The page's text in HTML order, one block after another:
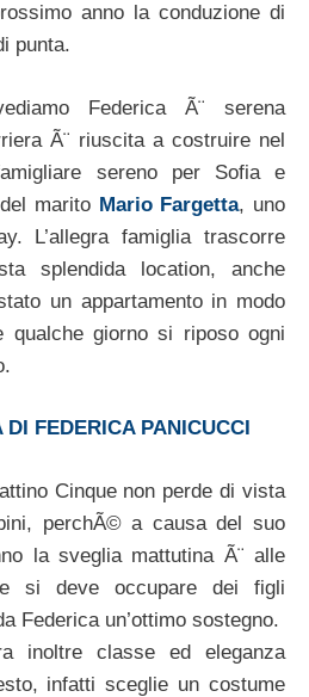
anno la conduzione di
punta.
Federica Ã¨ serena
Ã¨ riuscita a costruire nel
sereno per Sofia e
marito Mario Fargetta, uno
L’allegra famiglia trascorre
splendida location, anche
un appartamento in modo
qualche giorno si riposo ogni
FEDERICA PANICUCCI
Cinque non perde di vista
perchÃ© a causa del suo
la sveglia mattutina Ã¨ alle
si deve occupare dei figli
Federica un’ottimo sostegno.
inoltre classe ed eleganza
infatti sceglie un costume